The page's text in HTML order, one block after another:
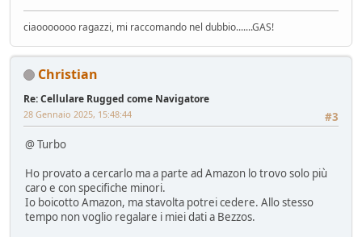
ciaooooooo ragazzi, mi raccomando nel dubbio.......GAS!
Christian
Re: Cellulare Rugged come Navigatore
#3
28 Gennaio 2025, 15:48:44
@ Turbo
Ho provato a cercarlo ma a parte ad Amazon lo trovo solo più
caro e con specifiche minori.
Io boicotto Amazon, ma stavolta potrei cedere. Allo stesso
tempo non voglio regalare i miei dati a Bezzos.